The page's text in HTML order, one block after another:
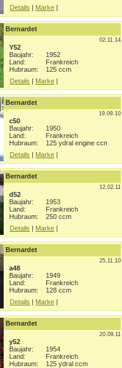
Details | Marke |
Bernardet
02.11.14
Y52
Baujahr:
1952
Land:
Frankreich
Hubraum:
125 ccm
Details | Marke |
Bernardet
19.09.10
c50
Baujahr:
1950
Land:
Frankreich
Hubraum:
125 ydral engine ccm
Details | Marke |
Bernardet
12.02.11
d52
Baujahr:
1953
Land:
Frankreich
Hubraum:
250 ccm
Details | Marke |
Bernardet
25.11.10
a48
Baujahr:
1949
Land:
Frankreich
Hubraum:
128 ccm
Details | Marke |
Bernardet
20.09.11
y52
Baujahr:
1954
Land:
Frankreich
Hubraum:
125 ydral ccm